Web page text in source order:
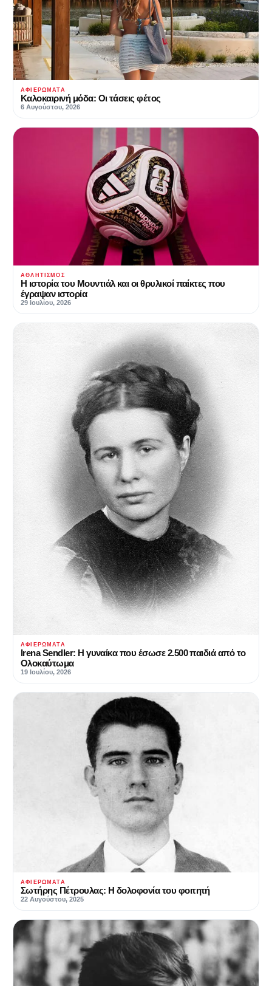
ΑΦΙΕΡΏΜΑΤΑ
Καλοκαιρινή μόδα: Οι τάσεις φέτος
6 Αυγούστου, 2026
ΑΘΛΗΤΙΣΜΌΣ
Η ιστορία του Μουντιάλ και οι θρυλικοί παίκτες που
έγραψαν ιστορία
29 Ιουλίου, 2026
ΑΦΙΕΡΏΜΑΤΑ
Irena Sendler‎‎: Η γυναίκα που έσωσε 2.500 παιδιά από το
Ολοκαύτωμα
19 Ιουλίου, 2026
ΑΦΙΕΡΏΜΑΤΑ
Σωτήρης Πέτρουλας: Η δολοφονία του φοιτητή
22 Αυγούστου, 2025